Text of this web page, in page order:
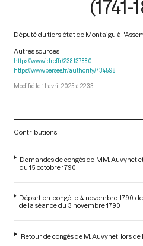
(1741-
Député du tiers-état de Montaigu à
Autres sources
https://www.idref.fr/238137880
https://www.persee.fr/authority/734598
11 avril 2025 à 22:33
Contributions
Demandes de congés de MM. Auvynet
du 15 octobre 1790
Départ en congé le 4 novembre 1790
de la séance du 3 novembre 1790
Retour de congés de M. Auvynet, lors de